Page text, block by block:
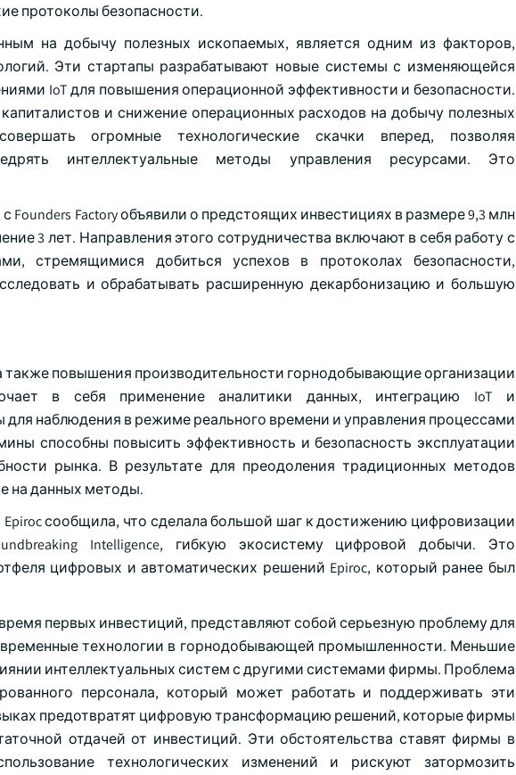
протоколы безопасности.
на добычу полезных ископаемых, является одним из факторов,
Эти стартапы разрабатывают новые системы с изменяющейся
IoT для повышения операционной эффективности и безопасности.
и снижение операционных расходов на добычу полезных
огромные технологические скачки вперед, позволяя
интеллектуальные методы управления ресурсами. Это
Founders Factory объявили о предстоящих инвестициях в размере 9,3 млн
3 лет. Направления этого сотрудничества включают в себя работу с
стремящимися добиться успехов в протоколах безопасности,
и обрабатывать расширенную декарбонизацию и большую
повышения производительности горнодобывающие организации
в себя применение аналитики данных, интеграцию IoT и
наблюдения в режиме реального времени и управления процессами
способны повысить эффективность и безопасность эксплуатации
рынка. В результате для преодоления традиционных методов
на данных методы.
Epiroc сообщила, что сделала большой шаг к достижению цифровизации
Intelligence, гибкую экосистему цифровой добычи. Это
цифровых и автоматических решений Epiroc, который ранее был
первых инвестиций, представляют собой серьезную проблему для
технологии в горнодобывающей промышленности. Меньшие
интеллектуальных систем с другими системами фирмы. Проблема
персонала, который может работать и поддерживать эти
предотвратят цифровую трансформацию решений, которые фирмы
отдачей от инвестиций. Эти обстоятельства ставят фирмы в
технологических изменений и рискуют затормозить